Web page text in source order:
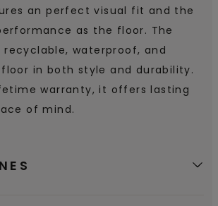
an perfect visual fit and the
as the floor. The
waterproof, and
in both style and durability.
warranty, it offers lasting
of mind.